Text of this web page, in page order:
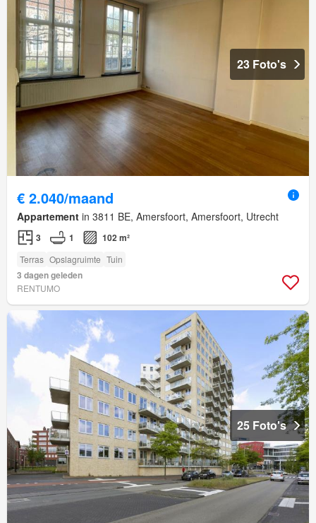
23 Foto's
€ 2.040/maand
Appartement in 3811 BE, Amersfoort, Amersfoort, Utrecht
3 1 102 m²
Terras Opslagruimte Tuin
3 dagen geleden
RENTUMO
25 Foto's